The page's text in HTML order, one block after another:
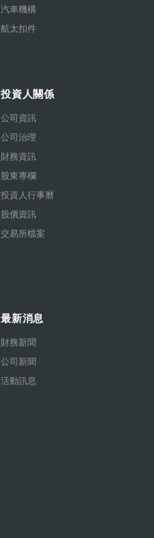
汽車機構
航太扣件
投資人關係
公司資訊
公司治理
財務資訊
股東專欄
投資人行事曆
股價資訊
交易所檔案
最新消息
財務新聞
公司新聞
活動訊息